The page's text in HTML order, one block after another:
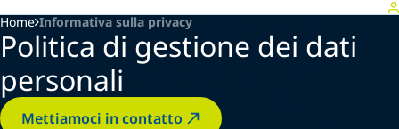
Home Informativa sulla privacy
Politica di gestione dei dati
personali
Mettiamoci in contatto